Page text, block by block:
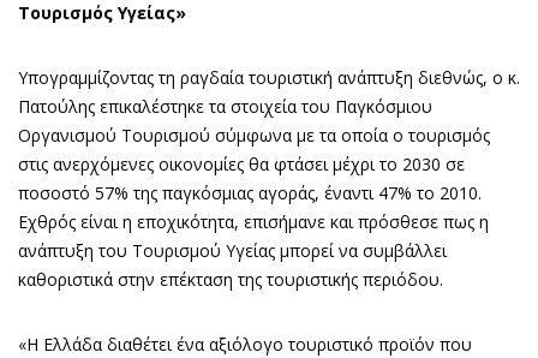
Τουρισμός Υγείας»
Υπογραμμίζοντας τη ραγδαία τουριστική ανάπτυξη διεθνώς, ο κ.
Πατούλης επικαλέστηκε τα στοιχεία του Παγκόσμιου
Οργανισμού Τουρισμού σύμφωνα με τα οποία ο τουρισμός
στις ανερχόμενες οικονομίες θα φτάσει μέχρι το 2030 σε
ποσοστό 57% της παγκόσμιας αγοράς, έναντι 47% το 2010.
Εχθρός είναι η εποχικότητα, επισήμανε και πρόσθεσε πως η
ανάπτυξη του Τουρισμού Υγείας μπορεί να συμβάλλει
καθοριστικά στην επέκταση της τουριστικής περιόδου.
«Η Ελλάδα διαθέτει ένα αξιόλογο τουριστικό προϊόν που